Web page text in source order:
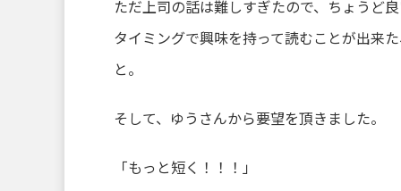
ただ上司の話は難しすぎたので、ちょうど良
タイミングで興味を持って読むことが出来た
と。
そして、ゆうさんから要望を頂きました。
「もっと短く！！！」